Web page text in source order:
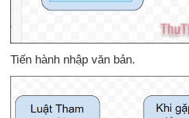
Tiến hành nhập văn bản.